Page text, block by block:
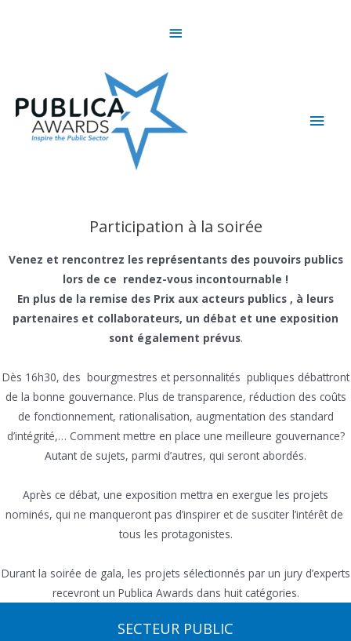
Above
Main
Participation à la soirée
Venez et rencontrez les représentants des pouvoirs publics
lors de ce rendez-vous incontournable !
En plus de la remise des Prix aux acteurs publics , à leurs
partenaires et collaborateurs, un débat et une exposition
sont également prévus.
Dès 16h30, des bourgmestres et personnalités publiques débattront
de la bonne gouvernance. Plus de transparence, réduction des coûts
de fonctionnement, rationalisation, augmentation des standard
d’intégrité,… Comment mettre en place une meilleure gouvernance?
Autant de sujets, parmi d’autres, qui seront abordés.
Après ce débat, une exposition mettra en exergue les projets
nominés, qui ne manqueront pas d’inspirer et de susciter l’intérêt de
tous les protagonistes.
Durant la soirée de gala, les projets sélectionnés par un jury d’experts
recevront un Publica Awards dans huit catégories.
SECTEUR PUBLIC